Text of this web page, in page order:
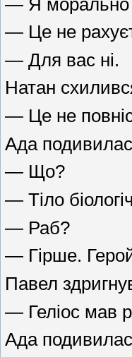
— Це не
— Для вас ні.
Натан
— Це не
Ада
— Що?
— Тіло
— Раб?
— Гірше. Герой
Павел
— Геліос мав
Ада